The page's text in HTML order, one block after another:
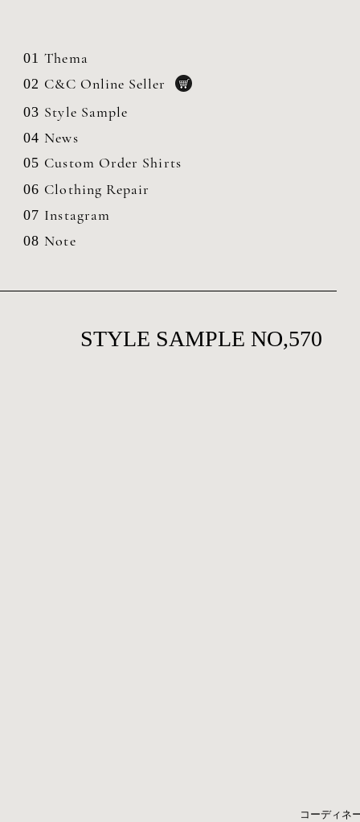
01 Thema
02 C&C Online Seller
03 Style Sample
04 News
05 Custom Order Shirts
06 Clothing Repair
07 Instagram
08 Note
STYLE SAMPLE NO,570
コーディネ